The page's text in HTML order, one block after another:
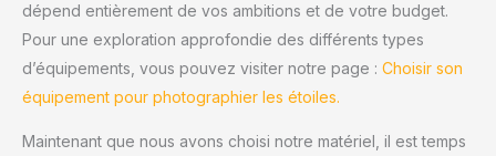
dépend entièrement de vos ambitions et de votre budget.
Pour une exploration approfondie des différents types
d’équipements, vous pouvez visiter notre page : Choisir son
équipement pour photographier les étoiles.
Maintenant que nous avons choisi notre matériel, il est temps